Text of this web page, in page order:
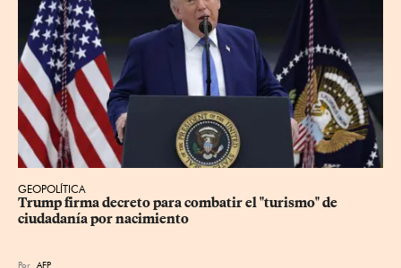
GEOPOLÍTICA
Trump firma decreto para combatir el "turismo" de
ciudadanía por nacimiento
Por AFP